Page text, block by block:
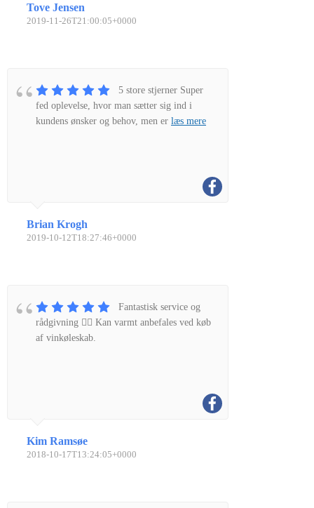
Tove Jensen
2019-11-26T21:00:05+0000
5 store stjerner Super
fed oplevelse, hvor man sætter sig ind i
kundens ønsker og behov, men er læs mere
Brian Krogh
2019-10-12T18:27:46+0000
Fantastisk service og
rådgivning 👌🏼 Kan varmt anbefales ved køb
af vinkøleskab.
Kim Ramsøe
2018-10-17T13:24:05+0000